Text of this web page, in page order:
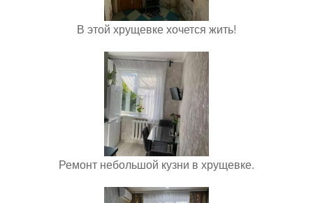
В этой хрущевке хочется жить!
Ремонт небольшой кузни в хрущевке.